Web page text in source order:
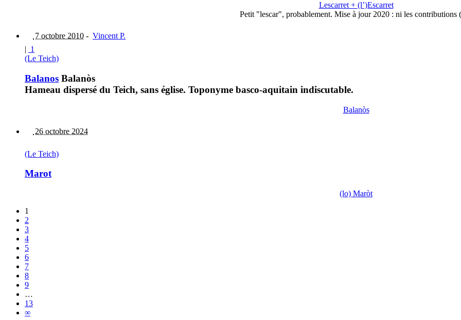
Lescarret + (l’)Escarret
Petit "lescar", probablement. Mise à jour 2020 : ni les
7 octobre 2010 - Vincent P.
| 1
(Le Teich)
Balanos Balanòs
Hameau dispersé du Teich, sans église. Toponyme basco-aquitain indiscutable.
Balanòs
26 octobre 2024
(Le Teich)
Marot
(lo) Maròt
1
2
3
4
5
6
7
8
9
…
13
∞